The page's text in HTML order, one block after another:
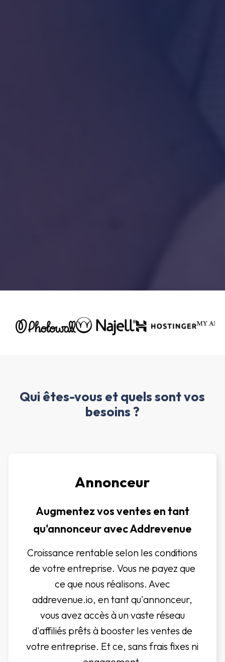
Qui êtes-vous et quels sont vos
besoins ?
Annonceur
Augmentez vos ventes en tant
qu'annonceur avec Addrevenue
Croissance rentable selon les conditions
de votre entreprise. Vous ne payez que
ce que nous réalisons. Avec
addrevenue.io, en tant qu'annonceur,
vous avez accès à un vaste réseau
d'affiliés prêts à booster les ventes de
votre entreprise. Et ce, sans frais fixes ni